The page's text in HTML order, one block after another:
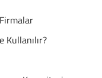
Kullanılır?